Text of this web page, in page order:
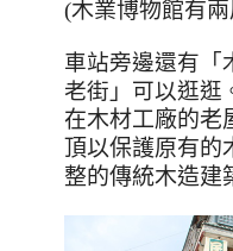
(木業博物館有
車站旁邊還有「
老街」可以逛逛
在木材工廠的老
頂以保護原有的
整的傳統木造建